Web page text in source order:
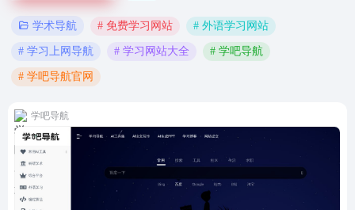
学术导航 # 免费学习网站 # 外语学习网站
# 学习上网导航 # 学习网站大全 # 学吧导航
# 学吧导航官网
学吧导航